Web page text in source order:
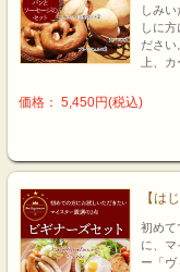
しみ
しに
ださ
上、
価格： 5,450円(税込)
【は
初めて
に、マ
ー「ヴ